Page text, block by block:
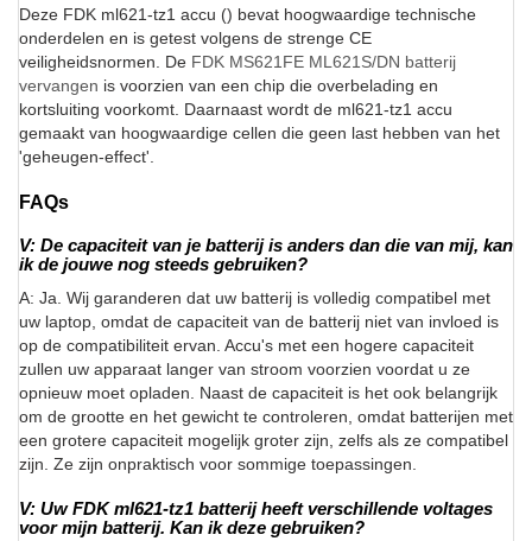
Deze FDK ml621-tz1 accu () bevat hoogwaardige technische
onderdelen en is getest volgens de strenge CE
veiligheidsnormen. De FDK MS621FE ML621S/DN batterij
vervangen is voorzien van een chip die overbelading en
kortsluiting voorkomt. Daarnaast wordt de ml621-tz1 accu
gemaakt van hoogwaardige cellen die geen last hebben van het
'geheugen-effect'.
FAQs
V: De capaciteit van je batterij is anders dan die van mij, kan
ik de jouwe nog steeds gebruiken?
A: Ja. Wij garanderen dat uw batterij is volledig compatibel met
uw laptop, omdat de capaciteit van de batterij niet van invloed is
op de compatibiliteit ervan. Accu's met een hogere capaciteit
zullen uw apparaat langer van stroom voorzien voordat u ze
opnieuw moet opladen. Naast de capaciteit is het ook belangrijk
om de grootte en het gewicht te controleren, omdat batterijen met
een grotere capaciteit mogelijk groter zijn, zelfs als ze compatibel
zijn. Ze zijn onpraktisch voor sommige toepassingen.
V: Uw FDK ml621-tz1 batterij heeft verschillende voltages
voor mijn batterij. Kan ik deze gebruiken?